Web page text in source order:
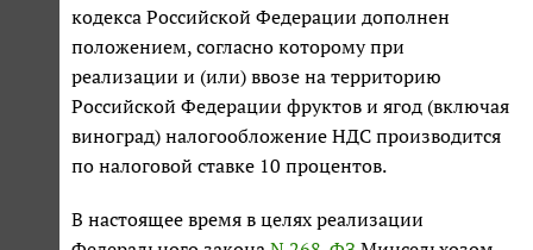
кодекса Российской Федерации дополнен
положением, согласно которому при
реализации и (или) ввозе на территорию
Российской Федерации фруктов и ягод (включая
виноград) налогообложение НДС производится
по налоговой ставке 10 процентов.
В настоящее время в целях реализации